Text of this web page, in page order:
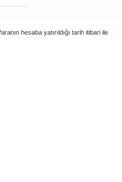
hesaba yatırıldığı tarih itibari ile